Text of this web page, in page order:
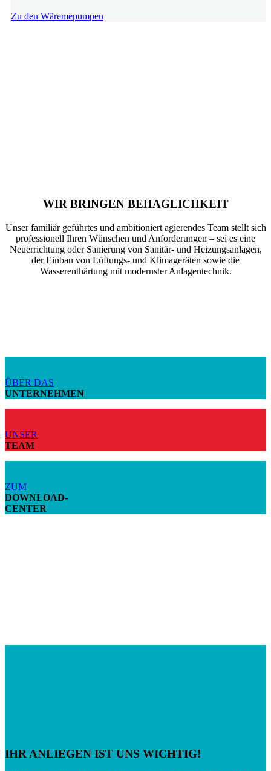
Zu den Wäremepumpen
WIR BRINGEN BEHAGLICHKEIT
Unser familiär geführtes und ambitioniert agierendes Team stellt sich
professionell Ihren Wünschen und Anforderungen – sei es eine
Neuerrichtung oder Sanierung von Sanitär- und Heizungsanlagen,
der Einbau von Lüftungs- und Klimageräten sowie die
Wasserenthärtung mit modernster Anlagentechnik.
ÜBER DAS
UNTERNEHMEN
UNSER
TEAM
ZUM
DOWNLOAD-
CENTER
IHR ANLIEGEN IST UNS WICHTIG!